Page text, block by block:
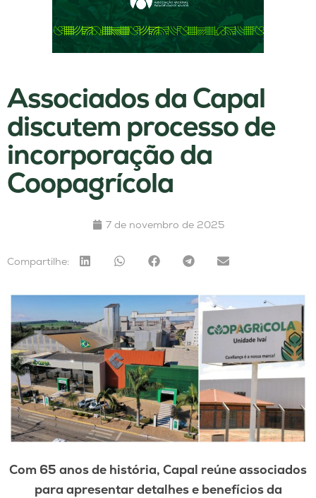
Associados da Capal
discutem processo de
incorporação da
Coopagrícola
7 de novembro de 2025
Compartilhe:
Com 65 anos de história, Capal reúne associados
para apresentar detalhes e benefícios da